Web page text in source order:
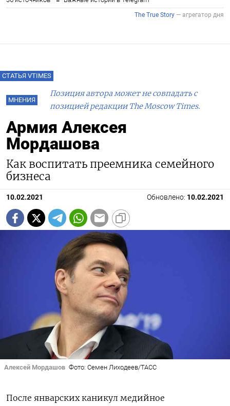
СТАТЬЯ VTIMES
МНЕНИЯ
Позиция автора может не совпадать с
позицией редакции The Moscow Times.
Армия Алексея
Мордашова
Как воспитать преемника семейного
бизнеса
10.02.2021 Обновлено: 10.02.2021
Алексей Мордашов Фото: Семен Лиходеев/ТАСС
После январских каникул медийное